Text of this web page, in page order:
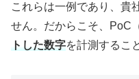
これらは一例であり、貴
せん。だからこそ、PoC
トした数字を計測するこ